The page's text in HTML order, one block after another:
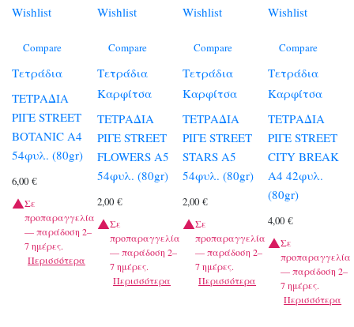
Wishlist
Compare
Τετράδια
ΤΕΤΡΑΔΙΑ
ΡΙΓΕ STREET
BOTANIC A4
54φυλ. (80gr)
6,00 €
Σε
προπαραγγελία
— παράδοση 2–
7 ημέρες.
Περισσότερα
Wishlist
Compare
Τετράδια
Καρφίτσα
ΤΕΤΡΑΔΙΑ
ΡΙΓΕ STREET
FLOWERS A5
54φυλ. (80gr)
2,00€
Σε
προπαραγγελία
— παράδοση 2–
7 ημέρες.
Περισσότερα
Wishlist
Compare
Τετράδια
Καρφίτσα
ΤΕΤΡΑΔΙΑ
ΡΙΓΕ STREET
STARS A5
54φυλ. (80gr)
2,00€
Σε
προπαραγγελία
— παράδοση 2–
7 ημέρες.
Περισσότερα
Wishlist
Compare
Τετράδια
Καρφίτσα
ΤΕΤΡΑΔΙΑ
ΡΙΓΕ STREET
CITY BREAK
A4 42φυλ.
(80gr)
4,00€
Σε
προπαραγγελία
— παράδοση 2–
7 ημέρες.
Περισσότερα